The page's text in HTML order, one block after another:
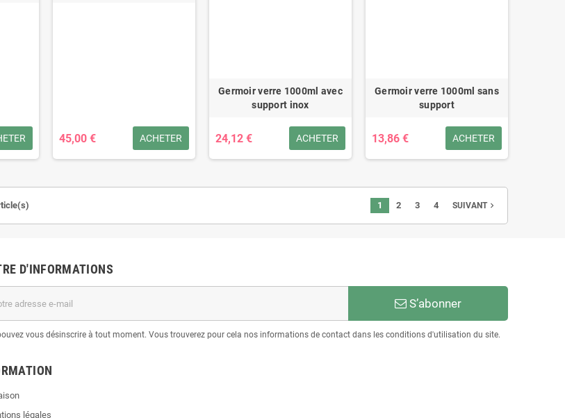
45,00 € ACHETER
Germoir verre 1000ml avec
support inox
24,12 € ACHETER
Germoir verre 1000ml sans
support
13,86 € ACHETER
1 2 3 4 SUIVANTnavigate_next
D'INFORMATIONS
S’abonner
vous désinscrire à tout moment. Vous trouverez pour cela nos informations de contact dans les conditions d'utilisation du site.
légales